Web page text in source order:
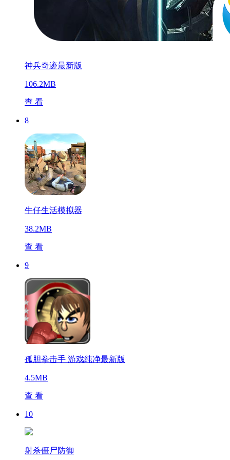
神兵奇迹最新版
106.2MB
查 看
8
牛仔生活模拟器
38.2MB
查 看
9
孤胆拳击手 游戏纯净最新版
4.5MB
查 看
10
射杀僵尸防御